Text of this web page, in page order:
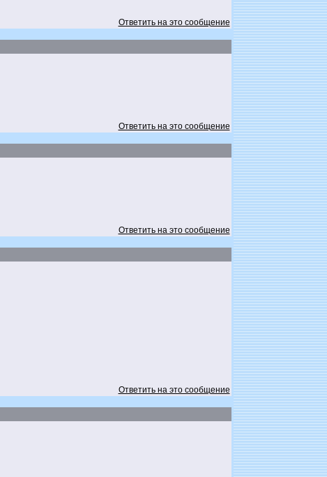
Ответить на это сообщение
Ответить на это сообщение
Ответить на это сообщение
Ответить на это сообщение